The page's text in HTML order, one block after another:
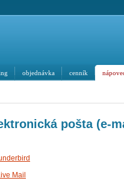
objednávka cenník
pošta (e-
Mail